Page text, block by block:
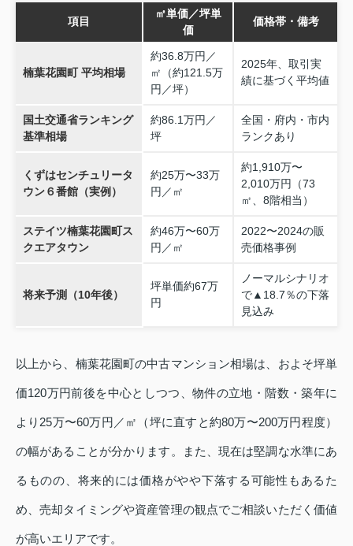
項目
㎡単価／坪単
価
価格帯・備考
楠葉花園町 平均相場
約36.8万円／
㎡（約121.5万
円／坪）
2025年、取引実
績に基づく平均値
国土交通省ランキング
基準相場
約86.1万円／
坪
全国・府内・市内
ランクあり
くずはセンチュリータ
ウン６番館（実例）
約25万〜33万
円／㎡
約1,910万〜
2,010万円（73
㎡、8階相当）
ステイツ楠葉花園町ス
クエアタウン
約46万〜60万
円／㎡
2022〜2024の販
売価格事例
将来予測（10年後）
坪単価約67万
円
ノーマルシナリオ
で▲18.7％の下落
見込み
以上から、楠葉花園町の中古マンション相場は、およそ坪単
価120万円前後を中心としつつ、物件の立地・階数・築年に
より25万〜60万円／㎡（坪に直すと約80万〜200万円程度）
の幅があることが分かります。また、現在は堅調な水準にあ
るものの、将来的には価格がやや下落する可能性もあるた
め、売却タイミングや資産管理の観点でご相談いただく価値
が高いエリアです。